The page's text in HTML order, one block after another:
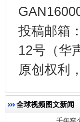
投稿邮箱
12号（华
原创权利
全球视频图文新闻
千年窑